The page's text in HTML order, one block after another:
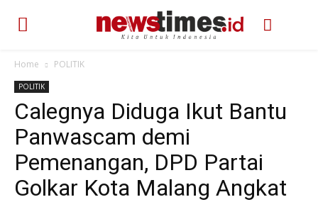
Home POLITIK
POLITIK
Calegnya Diduga Ikut Bantu
Panwascam demi
Pemenangan, DPD Partai
Golkar Kota Malang Angkat